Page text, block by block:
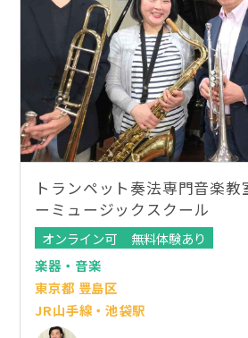
トランペット奏法専門音楽
ーミュージックスクール
オンライン可
無料体験あり
楽器・音楽
東京都 豊島区
JR山手線・池袋駅